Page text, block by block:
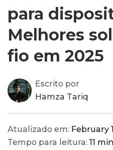
para
Melhores
fio em 2025
Escrito por
Hamza Tariq
Atualizado em: February
Tempo para leitura: 11